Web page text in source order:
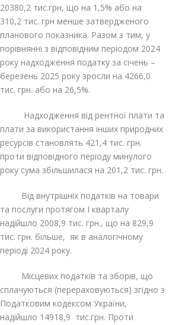
20380,2 тис.грн, що на 1,5% або на
310,2 тис. грн менше затвердженого
планового показника. Разом з тим, у
порівнянні з відповідним періодом 2024
року надходження податку за січень –
березень 2025 року зросли на 4266,0
тис. грн. або на 26,5%.
Надходження від рентної плати та
плати за використання інших природних
ресурсів становлять 421,4 тис. грн.
проти відповідного періоду минулого
року сума збільшилася на 201,2 тис. грн.
Від внутрішніх податків на товари
та послуги протягом І кварталу
надійшло 2008,9 тис. грн., що на 829,9
тис. грн. більше, як в аналогічному
періоді 2024 року.
Місцевих податків та зборів, що
сплачуються (перераховуються) згідно з
Податковим кодексом України,
надійшло 14918,9 тис.грн. Проти